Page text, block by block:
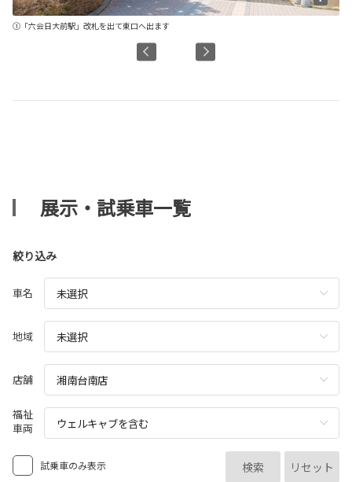
①「六会日大前駅」改札を出て東口へ出ます
展示・試乗車一覧
絞り込み
車名
地域
店舗
福祉
車両
試乗車のみ表示 検索 リセット